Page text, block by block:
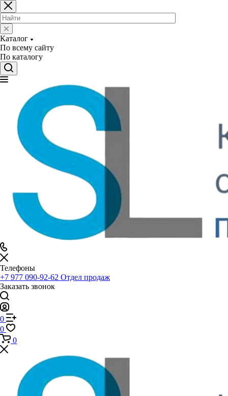
Каталог
По всему сайту
По каталогу
Телефоны
+7 977 090-92-62 Отдел продаж
Заказать звонок
0
0
0